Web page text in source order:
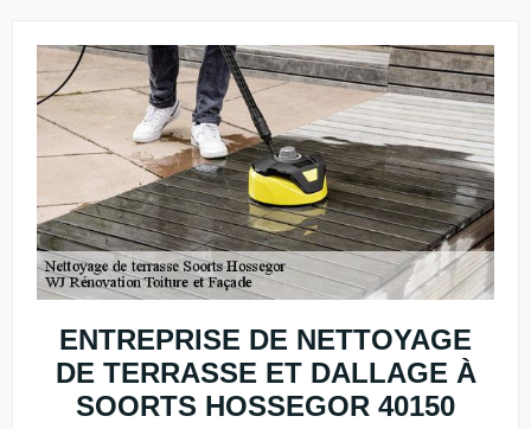
ENTREPRISE DE NETTOYAGE
DE TERRASSE ET DALLAGE À
SOORTS HOSSEGOR 40150